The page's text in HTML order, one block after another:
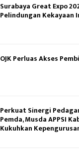
Surabaya Great Expo
Pelindungan Kekayaan
OJK Perluas Akses
Perkuat Sinergi
Pemda, Musda APPSI
Kukuhkan